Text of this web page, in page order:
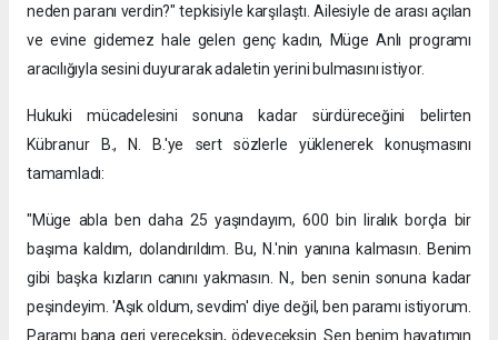
neden paranı verdin?" tepkisiyle karşılaştı. Ailesiyle de arası açılan
ve evine gidemez hale gelen genç kadın, Müge Anlı programı
aracılığıyla sesini duyurarak adaletin yerini bulmasını istiyor.
Hukuki mücadelesini sonuna kadar sürdüreceğini belirten
Kübranur B., N. B.'ye sert sözlerle yüklenerek konuşmasını
tamamladı:
"Müge abla ben daha 25 yaşındayım, 600 bin liralık borçla bir
başıma kaldım, dolandırıldım. Bu, N.'nin yanına kalmasın. Benim
gibi başka kızların canını yakmasın. N., ben senin sonuna kadar
peşindeyim. 'Aşık oldum, sevdim' diye değil, ben paramı istiyorum.
Paramı bana geri vereceksin, ödeyeceksin. Sen benim hayatımın